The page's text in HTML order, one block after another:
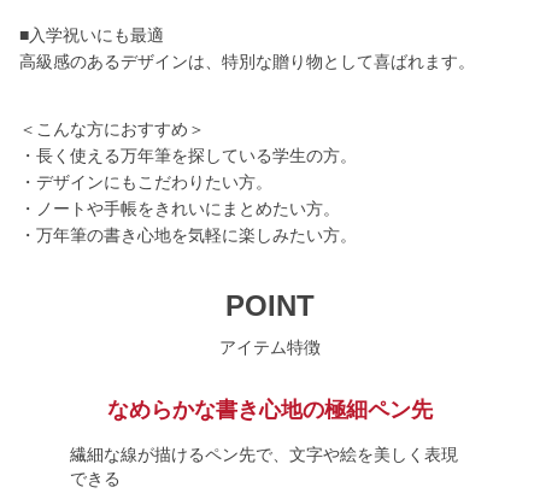
■入学祝いにも最適
高級感のあるデザインは、特別な贈り物として喜ばれます。
＜こんな方におすすめ＞
・長く使える万年筆を探している学生の方。
・デザインにもこだわりたい方。
・ノートや手帳をきれいにまとめたい方。
・万年筆の書き心地を気軽に楽しみたい方。
POINT
アイテム特徴
なめらかな書き心地の極細ペン先
繊細な線が描けるペン先で、文字や絵を美しく表現
できる